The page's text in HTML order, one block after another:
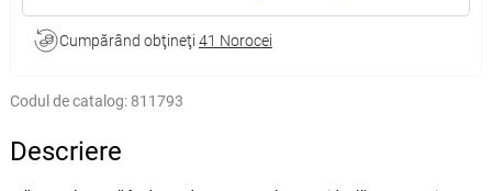
Cumpărând obţineţi 41 Norocei
Codul de catalog: 811793
Descriere